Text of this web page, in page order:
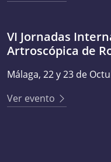
VI Jornadas
Artroscópica de
Málaga, 22 y 23 de
Ver evento